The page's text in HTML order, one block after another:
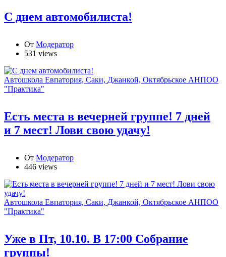
С днем автомобилиста!
От Модератор
531 views
Автошкола Евпатория, Саки, Джанкой, Октябрьское АНПОО
"Практика"
Есть места в вечерней группе! 7 дней
и 7 мест! Лови свою удачу!
От Модератор
446 views
Автошкола Евпатория, Саки, Джанкой, Октябрьское АНПОО
"Практика"
Уже в Пт, 10.10. В 17:00 Собрание
группы!